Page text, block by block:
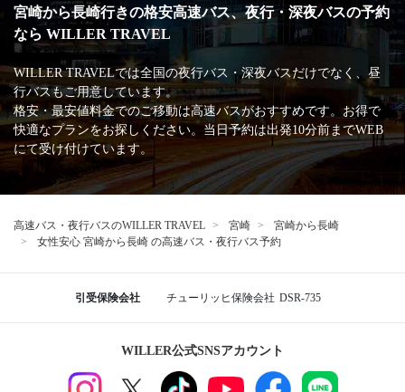
宮崎から長崎行きの格安高速バス、夜行・深夜バスの予約
なら WILLER TRAVEL
WILLER TRAVELでは全国の夜行バス・深夜バスだけでなく、昼
行バスもご用意しています。
格安・最安値料金でのご移動は高速バスがおすすめです。お得で
快適なプランをお探しください。当日予約は出発10分前までWEB
にて受け付けています。
高速バス・夜行バスのWILLER TRAVEL 宮崎
宮崎から長崎
女性安心 宮崎から長崎 の高速バス・夜行バス予約
引受保険会社 チューリッヒ保険会社 DSR-735
WILLER公式SNSアカウント